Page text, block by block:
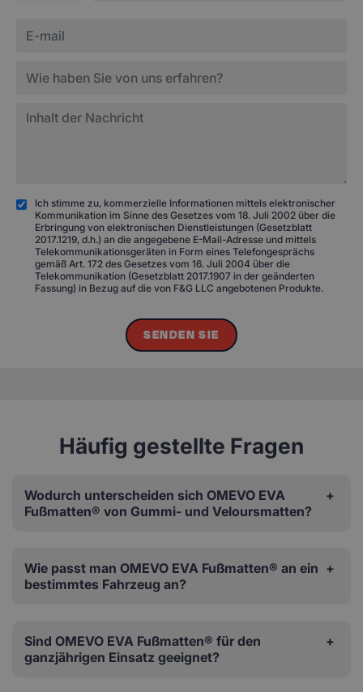
Ich stimme zu, kommerzielle Informationen mittels elektronischer
Kommunikation im Sinne des Gesetzes vom 18. Juli 2002 über die
Erbringung von elektronischen Dienstleistungen (Gesetzblatt
2017.1219, d.h.) an die angegebene E-Mail-Adresse und mittels
Telekommunikationsgeräten in Form eines Telefongesprächs
gemäß Art. 172 des Gesetzes vom 16. Juli 2004 über die
Telekommunikation (Gesetzblatt 2017.1907 in der geänderten
Fassung) in Bezug auf die von F&G LLC angebotenen Produkte.
SENDEN SIE
Häufig gestellte Fragen
Wodurch unterscheiden sich OMEVO EVA
Fußmatten® von Gummi- und Veloursmatten?
Wie passt man OMEVO EVA Fußmatten® an ein
bestimmtes Fahrzeug an?
Sind OMEVO EVA Fußmatten® für den
ganzjährigen Einsatz geeignet?